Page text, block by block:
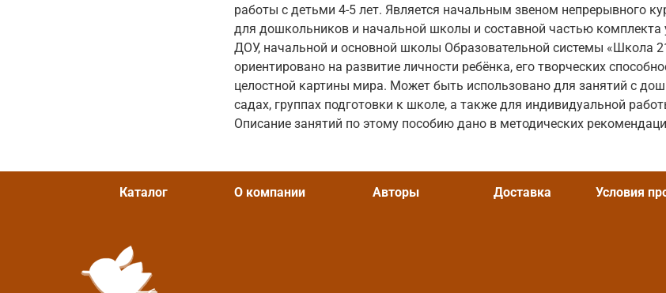
работы с детьми 4-5 лет. Является начальным звеном непрерывного
для дошкольников и начальной школы и составной частью комплекта
ДОУ, начальной и основной школы Образовательной системы «Школа
ориентировано на развитие личности ребёнка, его творческих
целостной картины мира. Может быть использовано для занятий с
садах, группах подготовки к школе, а также для индивидуальной
Описание занятий по этому пособию дано в методических
Каталог О компании Авторы Доставка Условия